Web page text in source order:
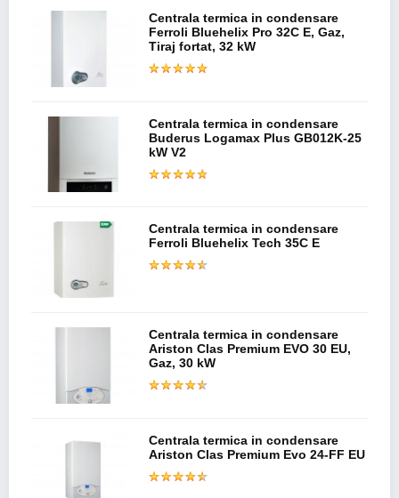
Centrala termica in condensare
Ferroli Bluehelix Pro 32C E, Gaz,
Tiraj fortat, 32 kW
Centrala termica in condensare
Buderus Logamax Plus GB012K-25
kW V2
Centrala termica in condensare
Ferroli Bluehelix Tech 35C E
Centrala termica in condensare
Ariston Clas Premium EVO 30 EU,
Gaz, 30 kW
Centrala termica in condensare
Ariston Clas Premium Evo 24-FF EU